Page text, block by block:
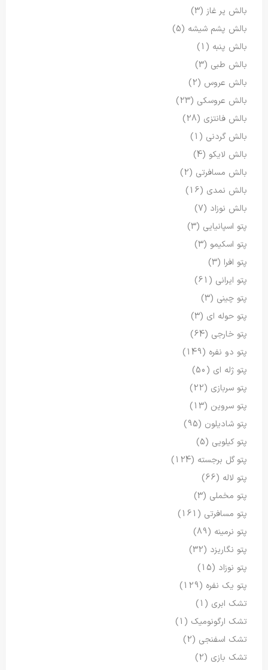
بالش پر غاز (3)
بالش پشم شیشه (5)
بالش پنبه (1)
بالش طبی (3)
بالش عروس (2)
بالش عروسکی (23)
بالش فانتزی (28)
بالش گردنی (1)
بالش لایکو (4)
بالش مسافرتی (2)
بالش نمدی (16)
بالش نوزاد (7)
پتو اسپانیایی (3)
پتو اسکیمو (3)
پتو افرا (3)
پتو ایرانی (61)
پتو چینی (3)
پتو حوله ای (3)
پتو خارجی (64)
پتو دو نفره (149)
پتو ژله ای (50)
پتو سربازی (22)
پتو سروین (13)
پتو شادیلون (95)
پتو کیلویی (5)
پتو گل برجسته (124)
پتو لاله (66)
پتو مخملی (3)
پتو مسافرتی (161)
پتو نرمینه (89)
پتو نگاریزد (32)
پتو نوزاد (15)
پتو یک نفره (129)
تشک ابری (1)
تشک ارگونومیک (1)
تشک اسفنجی (2)
تشک بازی (2)